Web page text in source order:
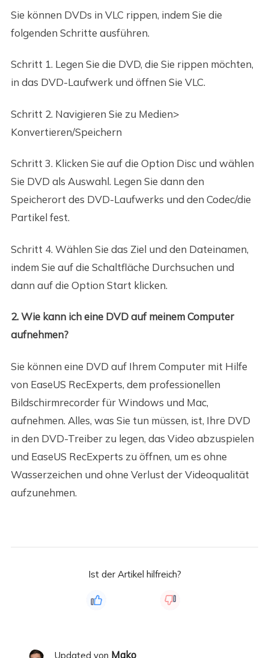
Sie können DVDs in VLC rippen, indem Sie die
folgenden Schritte ausführen.
Schritt 1. Legen Sie die DVD, die Sie rippen möchten,
in das DVD-Laufwerk und öffnen Sie VLC.
Schritt 2. Navigieren Sie zu Medien>
Konvertieren/Speichern
Schritt 3. Klicken Sie auf die Option Disc und wählen
Sie DVD als Auswahl. Legen Sie dann den
Speicherort des DVD-Laufwerks und den Codec/die
Partikel fest.
Schritt 4. Wählen Sie das Ziel und den Dateinamen,
indem Sie auf die Schaltfläche Durchsuchen und
dann auf die Option Start klicken.
2. Wie kann ich eine DVD auf meinem Computer
aufnehmen?
Sie können eine DVD auf Ihrem Computer mit Hilfe
von EaseUS RecExperts, dem professionellen
Bildschirmrecorder für Windows und Mac,
aufnehmen. Alles, was Sie tun müssen, ist, Ihre DVD
in den DVD-Treiber zu legen, das Video abzuspielen
und EaseUS RecExperts zu öffnen, um es ohne
Wasserzeichen und ohne Verlust der Videoqualität
aufzunehmen.
Ist der Artikel hilfreich?
Updated von Mako